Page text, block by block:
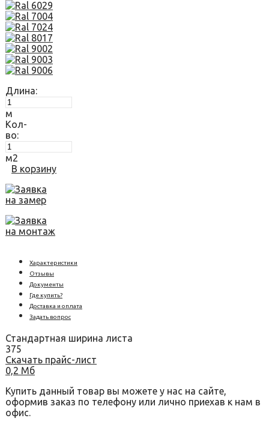
Длина:
м
Кол-
во:
м2
В корзину
Заявка
на замер
Заявка
на монтаж
Характеристики
Отзывы
Документы
Где купить?
Доставка и оплата
Задать вопрос
Стандартная ширина листа
375
Скачать прайс-лист
0,2 Мб
Купить данный товар вы можете у нас на сайте,
оформив заказ по телефону или лично приехав к нам в
офис.